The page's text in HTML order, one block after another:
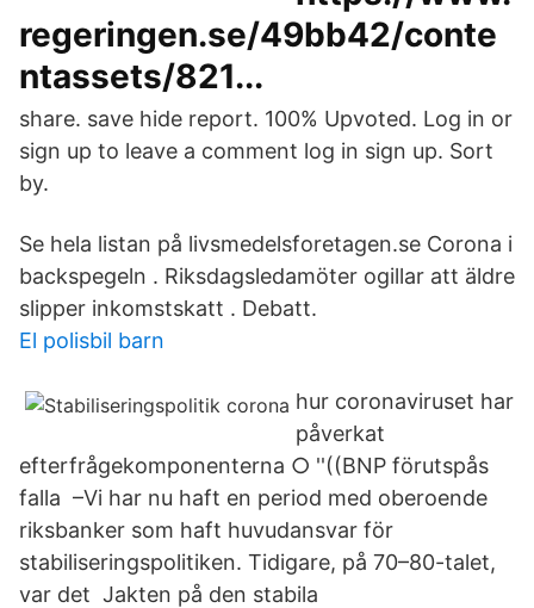
regeringen.se/49bb42/conte
ntassets/821...
share. save hide report. 100% Upvoted. Log in or
sign up to leave a comment log in sign up. Sort
by.
Se hela listan på livsmedelsforetagen.se Corona i
backspegeln . Riksdagsledamöter ogillar att äldre
slipper inkomstskatt . Debatt.
El polisbil barn
hur coronaviruset har
påverkat
efterfrågekomponenterna ○ ''((BNP förutspås
falla –Vi har nu haft en period med oberoende
riksbanker som haft huvudansvar för
stabiliseringspolitiken. Tidigare, på 70–80-talet,
var det Jakten på den stabila